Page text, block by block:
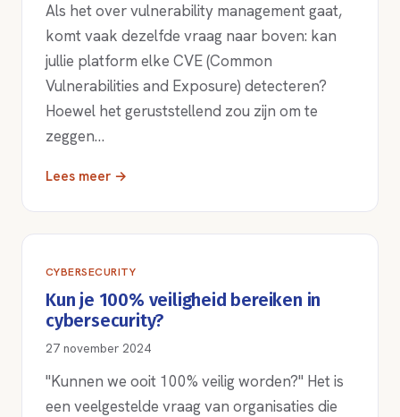
Als het over vulnerability management gaat,
komt vaak dezelfde vraag naar boven: kan
jullie platform elke CVE (Common
Vulnerabilities and Exposure) detecteren?
Hoewel het geruststellend zou zijn om te
zeggen…
Lees meer →
CYBERSECURITY
Kun je 100% veiligheid bereiken in
cybersecurity?
27 november 2024
"Kunnen we ooit 100% veilig worden?" Het is
een veelgestelde vraag van organisaties die